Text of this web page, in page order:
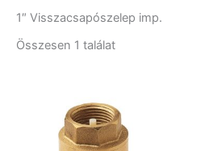
1″ Visszacsapószelep imp.
Összesen 1 találat